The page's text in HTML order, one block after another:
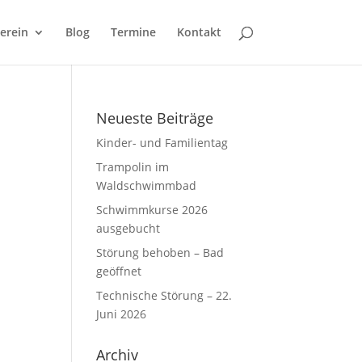
Blog Termine Kontakt
Neueste Beiträge
Kinder- und Familientag
Trampolin im
Waldschwimmbad
Schwimmkurse 2026
ausgebucht
Störung behoben – Bad
geöffnet
Technische Störung – 22.
Juni 2026
Archiv